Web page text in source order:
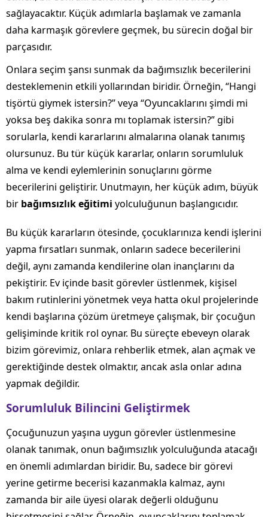
sağlayacaktır. Küçük adımlarla başlamak ve zamanla
daha karmaşık görevlere geçmek, bu sürecin doğal bir
parçasıdır.
Onlara seçim şansı sunmak da bağımsızlık becerilerini
desteklemenin etkili yollarından biridir. Örneğin, “Hangi
tişörtü giymek istersin?” veya “Oyuncaklarını şimdi mi
yoksa beş dakika sonra mı toplamak istersin?” gibi
sorularla, kendi kararlarını almalarına olanak tanımış
olursunuz. Bu tür küçük kararlar, onların sorumluluk
alma ve kendi eylemlerinin sonuçlarını görme
becerilerini geliştirir. Unutmayın, her küçük adım, büyük
bir bağımsızlık eğitimi yolculuğunun başlangıcıdır.
Bu küçük kararların ötesinde, çocuklarınıza kendi işlerini
yapma fırsatları sunmak, onların sadece becerilerini
değil, aynı zamanda kendilerine olan inançlarını da
pekiştirir. Ev içinde basit görevler üstlenmek, kişisel
bakım rutinlerini yönetmek veya hatta okul projelerinde
kendi başlarına çözüm üretmeye çalışmak, bir çocuğun
gelişiminde kritik rol oynar. Bu süreçte ebeveyn olarak
bizim görevimiz, onlara rehberlik etmek, alan açmak ve
gerektiğinde destek olmaktır, ancak asla onlar adına
yapmak değildir.
Sorumluluk Bilincini Geliştirmek
Çocuğunuzun yaşına uygun görevler üstlenmesine
olanak tanımak, onun bağımsızlık yolculuğunda atacağı
en önemli adımlardan biridir. Bu, sadece bir görevi
yerine getirme becerisi kazanmakla kalmaz, aynı
zamanda bir aile üyesi olarak değerli olduğunu